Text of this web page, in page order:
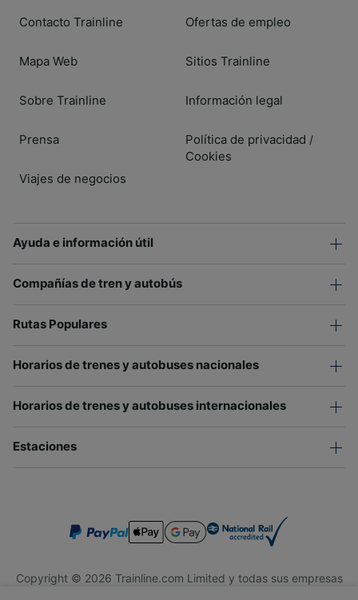
Contacto Trainline
Mapa Web
Sobre Trainline
Prensa
Viajes de negocios
Ofertas de empleo
Sitios Trainline
Información legal
Política de privacidad /
Cookies
Ayuda e información útil
Compañías de tren y autobús
Rutas Populares
Horarios de trenes y autobuses nacionales
Horarios de trenes y autobuses internacionales
Estaciones
Copyright © 2026 Trainline.com Limited y todas sus empresas